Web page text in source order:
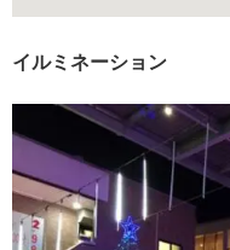
イルミネーション